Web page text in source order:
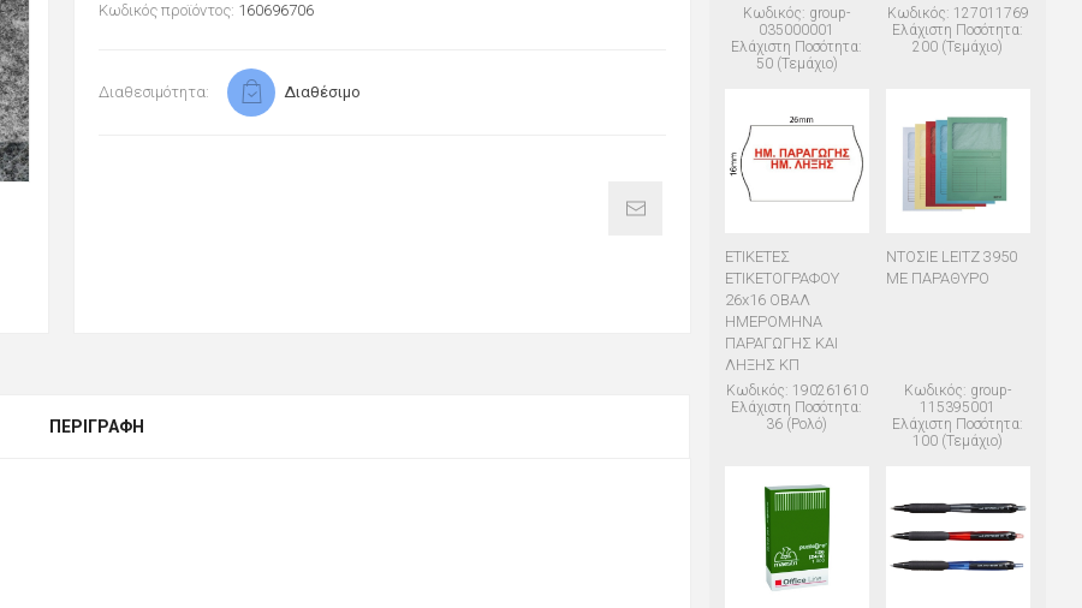
Κωδικός προϊόντος: 160696706
Διαθεσιμότητα: Διαθέσιμο
ΠΕΡΙΓΡΑΦΉ
Κωδικός: group-
035000001
Ελάχιστη Ποσότητα:
50 (Τεμάχιο)
Κωδικός: 127011769
Ελάχιστη Ποσότητα:
200 (Τεμάχιο)
ΕΤΙΚΕΤΕΣ
ΕΤΙΚΕΤΟΓΡΑΦΟΥ
26x16 ΟΒΑΛ
ΗΜΕΡΟΜΗΝΑ
ΠΑΡΑΓΩΓΗΣ ΚΑΙ
ΛΗΞΗΣ ΚΠ
Κωδικός: 190261610
Ελάχιστη Ποσότητα:
36 (Ρολό)
ΝΤΟΣΙΕ LEITZ 3950
ΜΕ ΠΑΡΑΘΥΡΟ
Κωδικός: group-
115395001
Ελάχιστη Ποσότητα:
100 (Τεμάχιο)